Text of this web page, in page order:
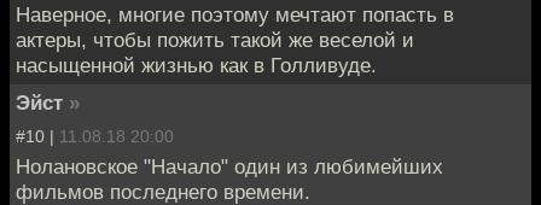
Наверное, многие поэтому мечтают попасть в
актеры, чтобы пожить такой же веселой и
насыщенной жизнью как в Голливуде.
Эйст »
#10 | 11.08.18 20:00
Нолановское "Начало" один из любимейших
фильмов последнего времени.